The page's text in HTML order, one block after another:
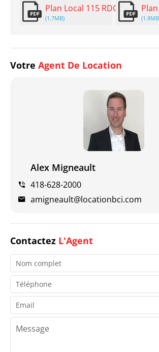
Plan Local 115 RDC
(1.7MB)
Votre Agent De Location
Alex Migneault
418-628-2000
amigneault@locationbci.com
Contactez L'Agent